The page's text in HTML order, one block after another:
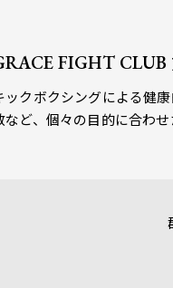
FIGHT CLUB
ックボクシングによる健
など、個々の目的に合わ